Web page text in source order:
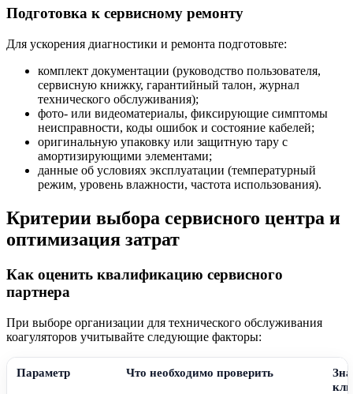
Подготовка к сервисному ремонту
Для ускорения диагностики и ремонта подготовьте:
комплект документации (руководство пользователя,
сервисную книжку, гарантийный талон, журнал
технического обслуживания);
фото- или видеоматериалы, фиксирующие симптомы
неисправности, коды ошибок и состояние кабелей;
оригинальную упаковку или защитную тару с
амортизирующими элементами;
данные об условиях эксплуатации (температурный
режим, уровень влажности, частота использования).
Критерии выбора сервисного центра и
оптимизация затрат
Как оценить квалификацию сервисного
партнера
При выборе организации для технического обслуживания
коагуляторов учитывайте следующие факторы:
Параметр Что необходимо проверить